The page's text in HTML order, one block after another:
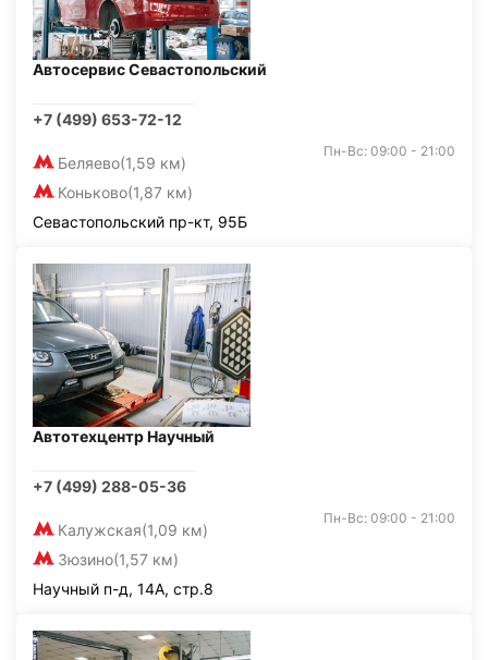
Автосервис Севастопольский
+7 (499) 653-72-12
Беляево(1,59 км)
Коньково(1,87 км)
Пн-Вс: 09:00 - 21:00
Севастопольский пр-кт, 95Б
Автотехцентр Научный
+7 (499) 288-05-36
Калужская(1,09 км)
Зюзино(1,57 км)
Пн-Вс: 09:00 - 21:00
Научный п-д, 14А, стр.8